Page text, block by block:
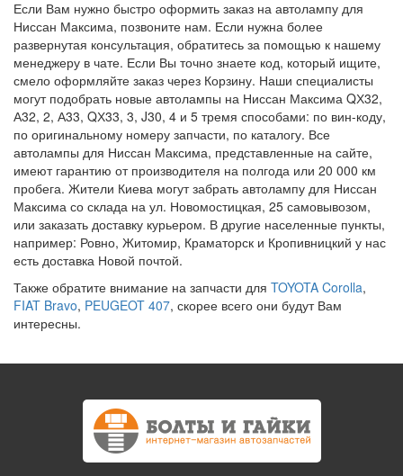
Если Вам нужно быстро оформить заказ на автолампу для
Ниссан Максима, позвоните нам. Если нужна более
развернутая консультация, обратитесь за помощью к нашему
менеджеру в чате. Если Вы точно знаете код, который ищите,
смело оформляйте заказ через Корзину. Наши специалисты
могут подобрать новые автолампы на Ниссан Максима QХ32,
А32, 2, А33, QХ33, 3, J30, 4 и 5 тремя способами: по вин-коду,
по оригинальному номеру запчасти, по каталогу. Все
автолампы для Ниссан Максима, представленные на сайте,
имеют гарантию от производителя на полгода или 20 000 км
пробега. Жители Киева могут забрать автолампу для Ниссан
Максима со склада на ул. Новомостицкая, 25 самовывозом,
или заказать доставку курьером. В другие населенные пункты,
например: Ровно, Житомир, Краматорск и Кропивницкий у нас
есть доставка Новой почтой.
Также обратите внимание на запчасти для TOYOTA Corolla,
FIAT Bravo, PEUGEOT 407, скорее всего они будут Вам
интересны.